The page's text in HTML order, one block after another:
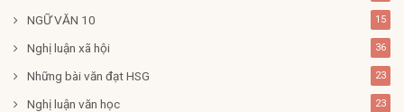
NGỮ VĂN 10 15
Nghị luận xã hội 36
Những bài văn đạt HSG 23
Nghị luận văn học 23